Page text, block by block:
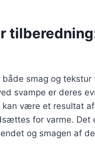
smag og tekstur
svampe er deres
være et resultat
for varme. Det
og smagen af